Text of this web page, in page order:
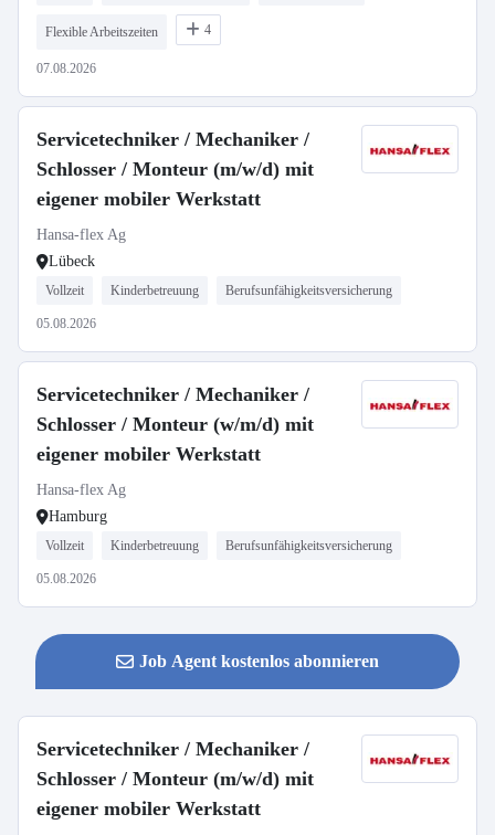
Flexible Arbeitszeiten 4
07.08.2026
Servicetechniker / Mechaniker /
Schlosser / Monteur (m/w/d) mit
eigener mobiler Werkstatt
Hansa-flex Ag
Lübeck
Vollzeit Kinderbetreuung Berufsunfähigkeitsversicherung
05.08.2026
Servicetechniker / Mechaniker /
Schlosser / Monteur (w/m/d) mit
eigener mobiler Werkstatt
Hansa-flex Ag
Hamburg
Vollzeit Kinderbetreuung Berufsunfähigkeitsversicherung
05.08.2026
Job Agent kostenlos abonnieren
Servicetechniker / Mechaniker /
Schlosser / Monteur (m/w/d) mit
eigener mobiler Werkstatt